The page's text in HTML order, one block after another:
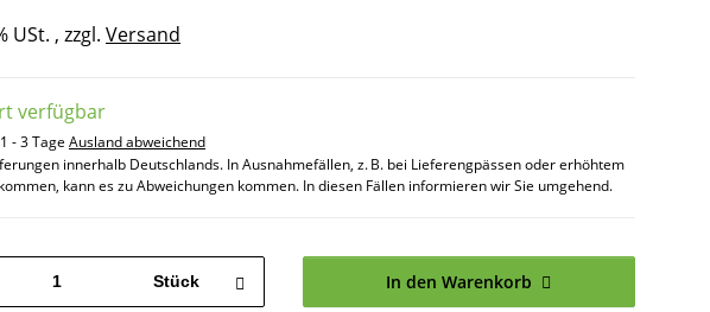
USt. , zzgl. Versand
verfügbar
1 - 3 Tage Ausland abweichend
innerhalb Deutschlands. In Ausnahmefällen, z. B. bei Lieferengpässen oder erhöhtem
kann es zu Abweichungen kommen. In diesen Fällen informieren wir Sie umgehend.
Stück In den Warenkorb